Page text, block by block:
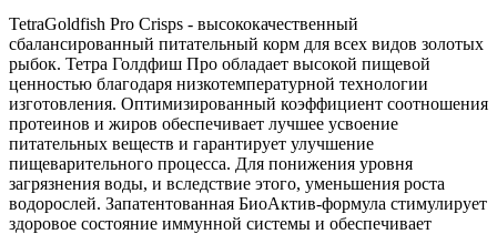
TetraGoldfish Pro Crisps - высококачественный
сбалансированный питательный корм для всех видов золотых
рыбок. Тетра Голдфиш Про обладает высокой пищевой
ценностью благодаря низкотемпературной технологии
изготовления. Оптимизированный коэффициент соотношения
протеинов и жиров обеспечивает лучшее усвоение
питательных веществ и гарантирует улучшение
пищеварительного процесса. Для понижения уровня
загрязнения воды, и вследствие этого, уменьшения роста
водорослей. Запатентованная БиоАктив-формула стимулирует
здоровое состояние иммунной системы и обеспечивает